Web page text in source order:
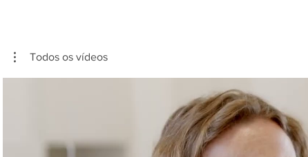
Todos os vídeos